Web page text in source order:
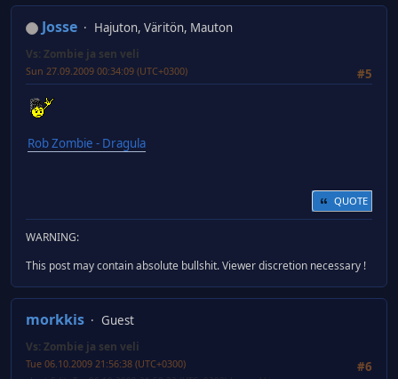
Josse Hajuton, Väritön, Mauton
Vs: Zombie ja sen veli
#5
Sun 27.09.2009 00:34:09 (UTC+0300)
Rob Zombie - Dragula
QUOTE
WARNING:
This post may contain absolute bullshit. Viewer discretion necessary !
morkkis Guest
Vs: Zombie ja sen veli
#6
Tue 06.10.2009 21:56:38 (UTC+0300)